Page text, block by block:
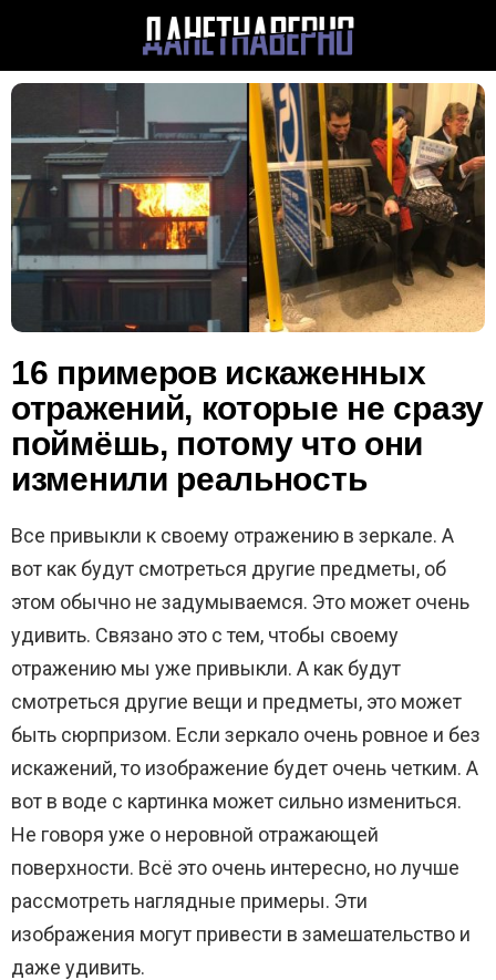
16 примеров искаженных
отражений, которые не сразу
поймёшь, потому что они
изменили реальность
Все привыкли к своему отражению в зеркале. А
вот как будут смотреться другие предметы, об
этом обычно не задумываемся. Это может очень
удивить. Связано это с тем, чтобы своему
отражению мы уже привыкли. А как будут
смотреться другие вещи и предметы, это может
быть сюрпризом. Если зеркало очень ровное и без
искажений, то изображение будет очень четким. А
вот в воде с картинка может сильно измениться.
Не говоря уже о неровной отражающей
поверхности. Всё это очень интересно, но лучше
рассмотреть наглядные примеры. Эти
изображения могут привести в замешательство и
даже удивить.